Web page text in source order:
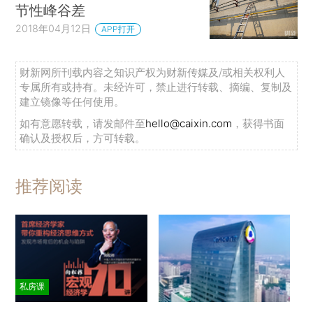
节性峰谷差
2018年04月12日 APP打开
财新网所刊载内容之知识产权为财新传媒及/或相关权利人
专属所有或持有。未经许可，禁止进行转载、摘编、复制及
建立镜像等任何使用。
如有意愿转载，请发邮件至hello@caixin.com ，获得书面
确认及授权后，方可转载。
推荐阅读
私房课